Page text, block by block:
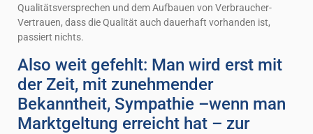
Qualitätsversprechen und dem Aufbauen von Verbraucher-
Vertrauen, dass die Qualität auch dauerhaft vorhanden ist,
passiert nichts.
Also weit gefehlt: Man wird erst mit
der Zeit, mit zunehmender
Bekanntheit, Sympathie –wenn man
Marktgeltung erreicht hat – zur